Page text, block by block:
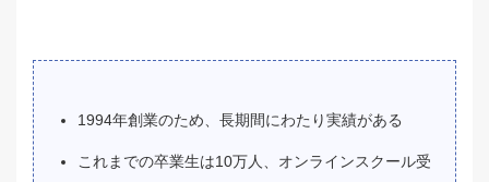
1994年創業のため、長期間にわたり実績がある
これまでの卒業生は10万人、オンラインスクール受